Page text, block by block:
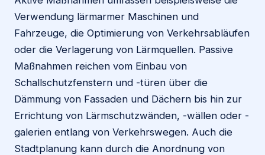
Verwendung lärmarmer Maschinen und
Fahrzeuge, die Optimierung von Verkehrsabläufen
oder die Verlagerung von Lärmquellen. Passive
Maßnahmen reichen vom Einbau von
Schallschutzfenstern und -türen über die
Dämmung von Fassaden und Dächern bis hin zur
Errichtung von Lärmschutzwänden, -wällen oder -
galerien entlang von Verkehrswegen. Auch die
Stadtplanung kann durch die Anordnung von